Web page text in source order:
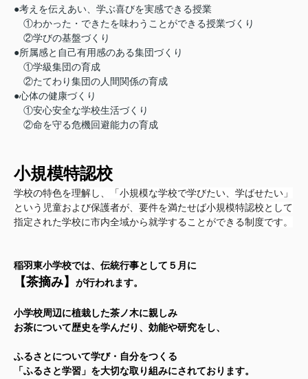
●考えを伝えあい、学ぶ喜びを実感できる授業
①わかった・できたを味わうことができる授業づくり
②学びの基盤づくり
●所属感と自己有用感のある集団づくり
①学級集団の育成
②たてわり集団の人間関係の育成
●心体の健康づくり
①安心安全な学校生活づくり
②命を守る危機回避能力の育成
小規模特認校
学校の特色を理解し、「小規模な学校で学びたい、学ばせたい」
という児童および保護者が、要件を満たせば小規模特認校として
指定された学校に市内全域から就学することができる制度です。
稲羽東小学校では、伝統行事として５月に
【茶摘み】 が行われます。
小学校周辺に植栽した茶ノ木に親しみ
お茶について歴史を学んだり、効能や研究をし、
ふるさとについて学び・自分をつくる
「ふるさと学習」を大切な取り組みにされております。